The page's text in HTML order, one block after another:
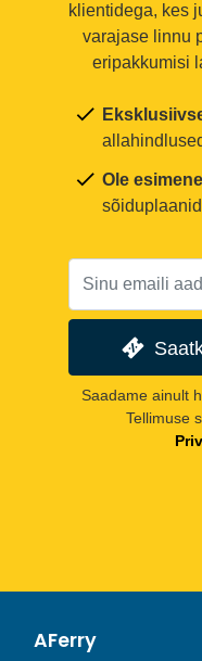
klientidega, kes
varajase linnu
eripakkumisi
Ole
Saadame ainult
Tellimuse
AFerry